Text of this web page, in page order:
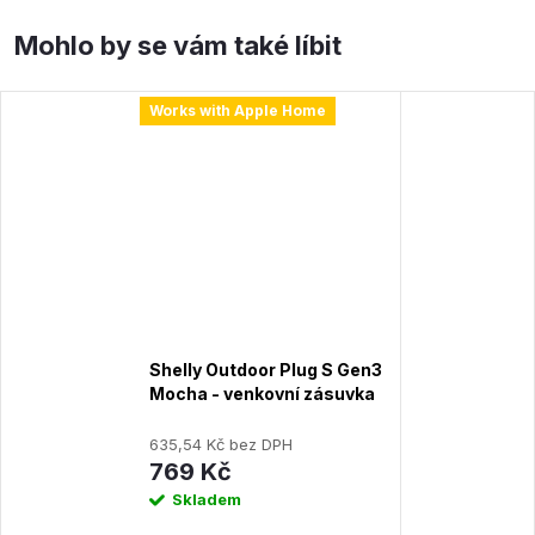
Works with Apple Home
Shelly Outdoor Plug S Gen3
Mocha - venkovní zásuvka
Bluetooth)
635,54 Kč bez DPH
769 Kč
Skladem